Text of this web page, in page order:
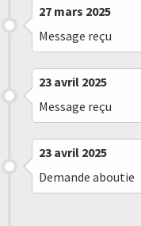
27 mars 2025
Message reçu
23 avril 2025
Message reçu
23 avril 2025
Demande aboutie